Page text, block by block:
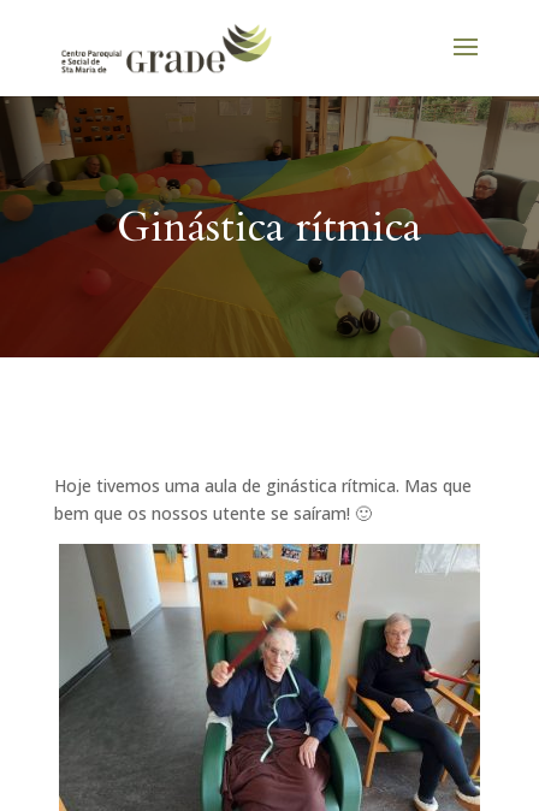
Ginástica rítmica
Hoje tivemos uma aula de ginástica rítmica. Mas que
bem que os nossos utente se saíram! 🙂